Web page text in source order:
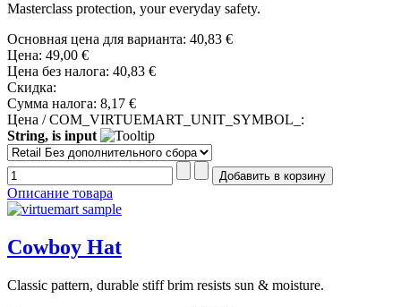
Masterclass protection, your everyday safety.
Основная цена для варианта: 40,83 €
Цена: 49,00 €
Цена без налога: 40,83 €
Скидка:
Сумма налога: 8,17 €
Цена / COM_VIRTUEMART_UNIT_SYMBOL_:
String, is input
Описание товара
Cowboy Hat
Classic pattern, durable stiff brim resists sun & moisture.